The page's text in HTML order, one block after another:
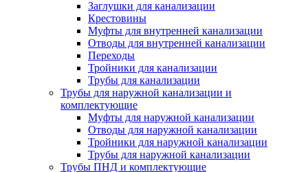
Заглушки для канализации
Крестовины
Муфты для внутренней канализации
Отводы для внутренней канализации
Переходы
Тройники для канализации
Трубы для канализации
Трубы для наружной канализации и
комплектующие
Муфты для наружной канализации
Отводы для наружной канализации
Тройники для наружной канализации
Трубы для наружной канализации
Трубы ПНД и комплектующие